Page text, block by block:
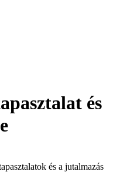
és
és a jutalmazás